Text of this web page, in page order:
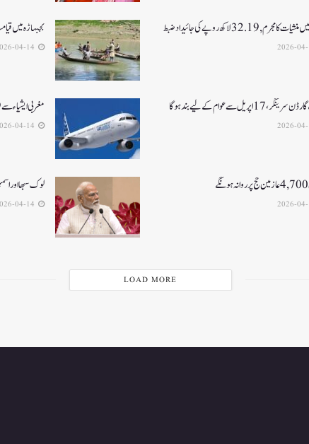
کا مجرم , 32.19 لاکھ روپے کی جائیداد ضبط بجبہاڑہ میں قیامت ٹوٹ
17 اپریل سے عوام کے لیے بند ہو گا مغربی ایشیا ء سے 9 لاکھ 27ہزار سے زیادہ لوگوں کو نکالا گیا
لوک سبھا اور اسمبلیوں
LOAD MORE